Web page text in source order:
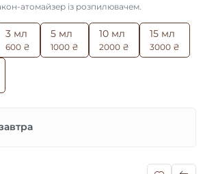
атомайзер із розпилювачем.
3 мл
600 ₴
5 мл
1000 ₴
10 мл
2000 ₴
15 мл
3000 ₴